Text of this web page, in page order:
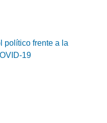
político frente a la
19